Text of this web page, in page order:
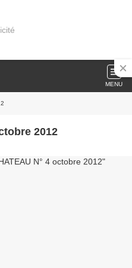
MENU
2012